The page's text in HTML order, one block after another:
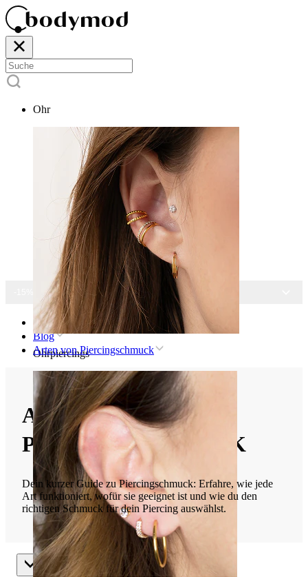
Ohr
Ohrpiercings
-15% AUF ALLEN SCHMUCK
Startseite
Blog
Arten von Piercingschmuck
ARTEN VON
PIERCINGSCHMUCK
Dein kurzer Guide zu Piercingschmuck: Erfahre, wie jede
Art funktioniert, wofür sie geeignet ist und wie du den
richtigen Schmuck für dein Piercing auswählst.
Arten von Piercingschmuck